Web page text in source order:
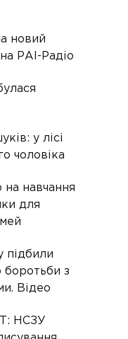
новий
РАІ-Радіо
у лісі
чоловіка
на навчання
для
підбили
боротьби з
Відео
НСЗУ